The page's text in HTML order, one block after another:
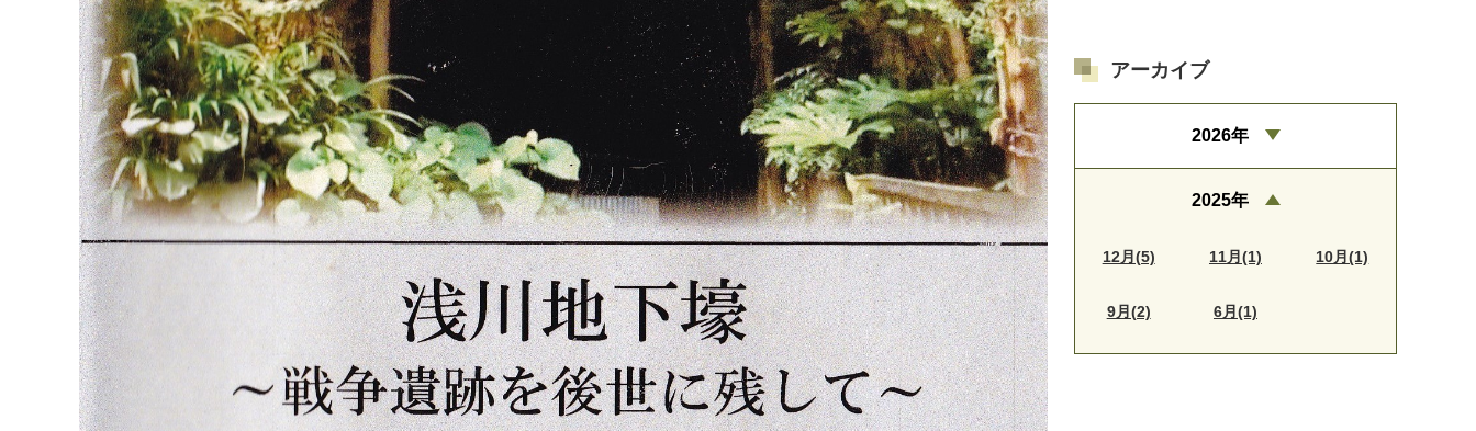
アーカイブ
2026年
2025年
12月(5) 11月(1) 10月(1)
9月(2) 6月(1)